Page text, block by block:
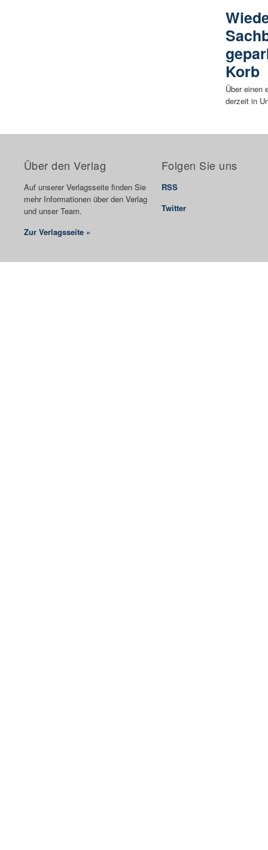
Korb
Über einen
derzeit in
Über den Verlag
Auf unserer Verlagsseite finden Sie
mehr Informationen über den Verlag
und unser Team.
Zur Verlagsseite »
Folgen Sie uns
RSS
Twitter